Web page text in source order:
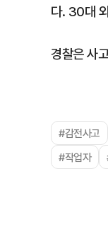
다. 30대
경찰은 사
#감전사고
#작업자